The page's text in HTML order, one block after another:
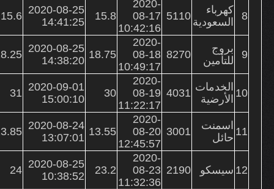
8
كهرباء
السعودية 5110
2020-
08-17
10:42:16
15.8
2020-08-25
14:41:25
15.6
9
بروج
للتأمين
8270
2020-
08-18
10:49:17
18.75
2020-08-25
14:38:20
10 الخدمات
الأرضية
4031
2020-
08-19
11:22:17
30
2020-09-01
15:00:10
31
11 اسمنت
حائل
3001
2020-
08-20
12:45:57
13.55
2020-08-24
13:07:01
12 سيسكو 2190
2020-
08-23
11:32:36
23.2
2020-08-25
10:38:52
24